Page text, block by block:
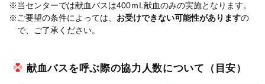
※当センターでは献血バスは400ｍL献血のみの実施となります。
※ご要望の条件によっては、 お受けできない可能性がありますの
で、ご了承ください。
献血バスを呼ぶ際の協力人数について（目安）